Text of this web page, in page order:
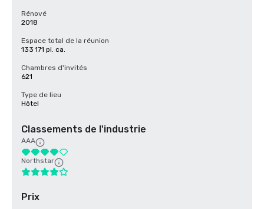
Rénové
2018
Espace total de la réunion
133 171 pi. ca.
Chambres d'invités
621
Type de lieu
Hôtel
Classements de l'industrie
AAA
Northstar
Prix